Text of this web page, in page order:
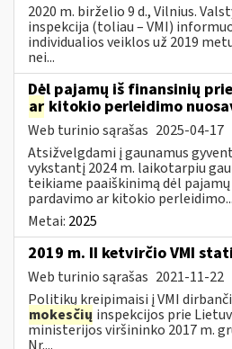
2020 m. birželio 9 d., Vilnius.
inspekcija (toliau – VMI)
individualios veiklos už 2019
nei...
Dėl pajamų iš finansinių
ar kitokio perleidimo
Web turinio sąrašas 2025-04-17
Atsižvelgdami į gaunamus
vykstantį 2024 m. laikotarpiu
teikiame paaiškinimą dėl
pardavimo ar kitokio perleidimo...
Metai: 2025
2019 m. II ketvirčio VMI
Web turinio sąrašas 2021-11-22
Politikų kreipimaisi į VMI
mokesčių inspekcijos prie
ministerijos viršininko 2017 m.
Nr....